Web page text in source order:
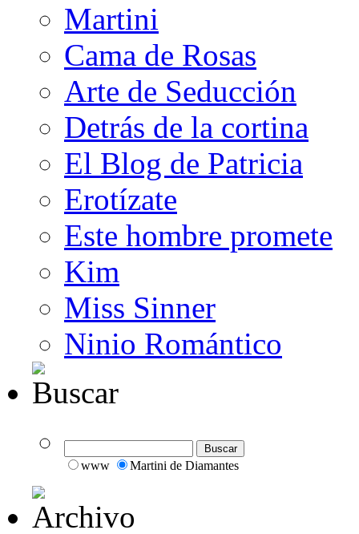
Martini
Cama de Rosas
Arte de Seducción
Detrás de la cortina
El Blog de Patricia
Erotízate
Este hombre promete
Kim
Miss Sinner
Ninio Romántico
www Martini de Diamantes